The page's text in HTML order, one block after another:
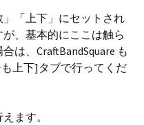
「上下」にセットされ
、基本的にここは触ら
は、CraftBandSquare も
も上下]タブで行ってくだ
ます。